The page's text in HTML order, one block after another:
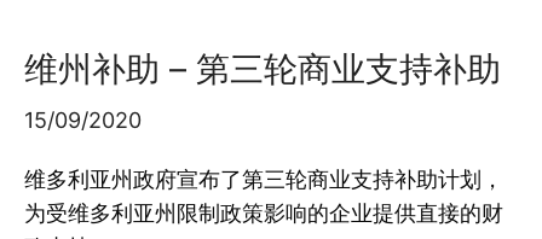
维州补助 – 第三轮商业支持补助
15/09/2020
维多利亚州政府宣布了第三轮商业支持补助计划，
为受维多利亚州限制政策影响的企业提供直接的财